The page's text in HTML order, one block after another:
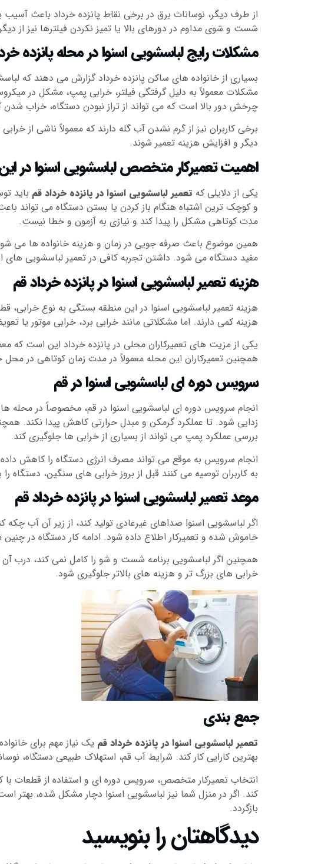
از طرف دیگر، نوسانات برق در برخی نقاط پانزده خرداد باعث
شست و شوی مداوم در دورهای بالا یا تمیز نکردن فیلترها نیز از
مشکلات رایج لباسشویی اسنوا در محله پانزده
بسیاری از خانواده های ساکن پانزده خرداد گزارش می دهند که
مشکلات معمولاً به دلیل گرفتگی فیلتر، خرابی پمپ، مشکل در
چرخش دور بالا است که می تواند از تراز نبودن دستگاه، خراب
برخی کاربران نیز از گرم نشدن آب گله دارند که معمولاً ناشی
دیگر و افزایش هزینه تعمیر شوند.
اهمیت تعمیرکار متخصص لباسشویی اسنوا در
یکی از دلایلی که تعمیر لباسشویی اسنوا در پانزده خرداد قم باید
و کوچک ترین اشتباه هنگام باز کردن یا بستن دستگاه می تواند
مدت کوتاهی مشکل را پیدا کند و نیازی به آزمون و خطا نیست.
همین موضوع باعث صرفه جویی در زمان و هزینه خانواده ها می
مفید دستگاه می شود. داشتن تجربه کافی در تعمیر لباسشویی های
هزینه تعمیر لباسشویی اسنوا در پانزده خرداد قم
هزینه تعمیر لباسشویی اسنوا در این منطقه بستگی به نوع خرابی،
هزینه کمی دارند. اما مشکلاتی مانند خرابی برد، خرابی موتور یا
یکی از مزیت های تعمیرکاران محلی در پانزده خرداد این است
همچنین تعمیرکاران این محله معمولاً در مدت زمان کوتاهی در
سرویس دوره ای لباسشویی اسنوا در قم
انجام سرویس دوره ای لباسشویی اسنوا در قم، مخصوصاً در محله
زدایی شود. تا عملکرد گرمکن و مبدل حرارتی کاهش پیدا نکند.
بررسی عملکرد پمپ می تواند از بسیاری از خرابی ها جلوگیری کند.
انجام سرویس به موقع می تواند مصرف انرژی دستگاه را کاهش
به کاربران توصیه می کنند قبل از بروز خرابی های سنگین، دستگاه را
موعد تعمیر لباسشویی اسنوا در پانزده خرداد قم
اگر لباسشویی اسنوا صداهای غیرعادی تولید کند، از زیر آن آب
خاموش شده و تعمیرکار اطلاع داده شود. ادامه کار دستگاه در
همچنین اگر لباسشویی برنامه شست و شو را کامل نمی کند، درب
خرابی های بزرگ تر و هزینه های بالاتر جلوگیری شود.
جمع بندی
تعمیر لباسشویی اسنوا در پانزده خرداد قم یک نیاز مهم برای
بهترین کارایی کار کند. شرایط آب قم، استهلاک طبیعی دستگاه،
انتخاب تعمیرکار متخصص، سرویس دوره ای و استفاده از قطعات
کند. اگر در منزل شما نیز لباسشویی اسنوا دچار مشکل شده،
بازگردد.
دیدگاهتان را بنویسید